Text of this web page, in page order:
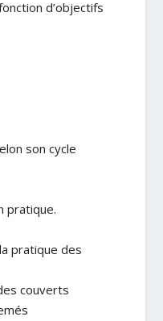
d’objectifs
son cycle
pratique.
pratique des
couverts